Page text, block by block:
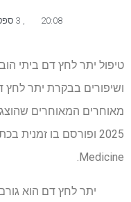
20:08
טיפול יתר לחץ דם ביתי
ושיפורים בבקרת יתר
Medicine.
יתר לחץ דם הוא